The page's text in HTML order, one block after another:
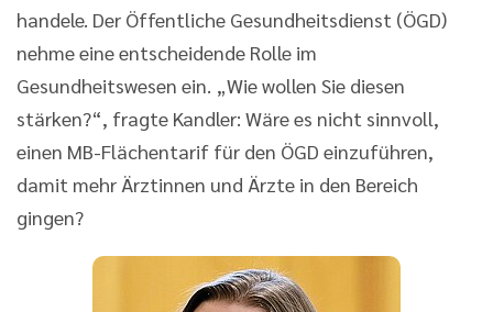
handele. Der Öffentliche Gesundheitsdienst (ÖGD)
nehme eine entscheidende Rolle im
Gesundheitswesen ein. „Wie wollen Sie diesen
stärken?“, fragte Kandler: Wäre es nicht sinnvoll,
einen MB-Flächentarif für den ÖGD einzuführen,
damit mehr Ärztinnen und Ärzte in den Bereich
gingen?